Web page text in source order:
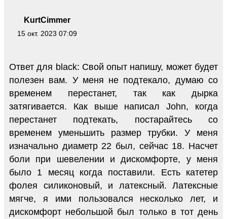
KurtCimmer
15 окт. 2023 07:09
Ответ для black: Свой опыт напишу, может будет
полезен вам. У меня не подтекало, думаю со
временем перестанет, так как дырка
затягивается. Как выше написал John, когда
перестанет подтекать, постарайтесь со
временем уменьшить размер трубки. У меня
изначально диаметр 22 был, сейчас 18. Насчет
боли при шевелении и дискомфорте, у меня
было 1 месяц когда поставили. Есть катетер
фолея силиконовый, и латексный. Латексные
мягче, я ими пользовался несколько лет, и
дискомфорт небольшой был только в тот день